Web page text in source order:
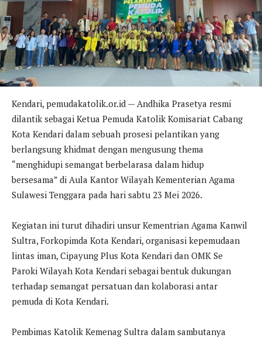
Kendari, pemudakatolik.or.id — Andhika Prasetya resmi
dilantik sebagai Ketua Pemuda Katolik Komisariat Cabang
Kota Kendari dalam sebuah prosesi pelantikan yang
berlangsung khidmat dengan mengusung thema
“menghidupi semangat berbelarasa dalam hidup
bersesama” di Aula Kantor Wilayah Kementerian Agama
Sulawesi Tenggara pada hari sabtu 23 Mei 2026.
Kegiatan ini turut dihadiri unsur Kementrian Agama Kanwil
Sultra, Forkopimda Kota Kendari, organisasi kepemudaan
lintas iman, Cipayung Plus Kota Kendari dan OMK Se
Paroki Wilayah Kota Kendari sebagai bentuk dukungan
terhadap semangat persatuan dan kolaborasi antar
pemuda di Kota Kendari.
Pembimas Katolik Kemenag Sultra dalam sambutanya